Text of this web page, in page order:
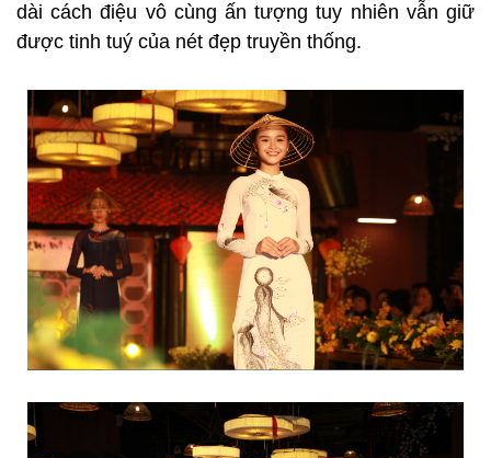
dài cách điệu vô cùng ấn tượng tuy nhiên vẫn giữ
được tinh tuý của nét đẹp truyền thống.